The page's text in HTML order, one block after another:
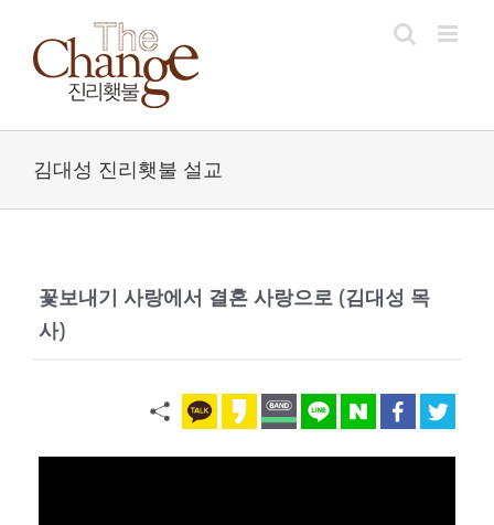
content
김대성 진리횃불 설교
꽃보내기 사랑에서 결혼 사랑으로 (김대성 목
사)